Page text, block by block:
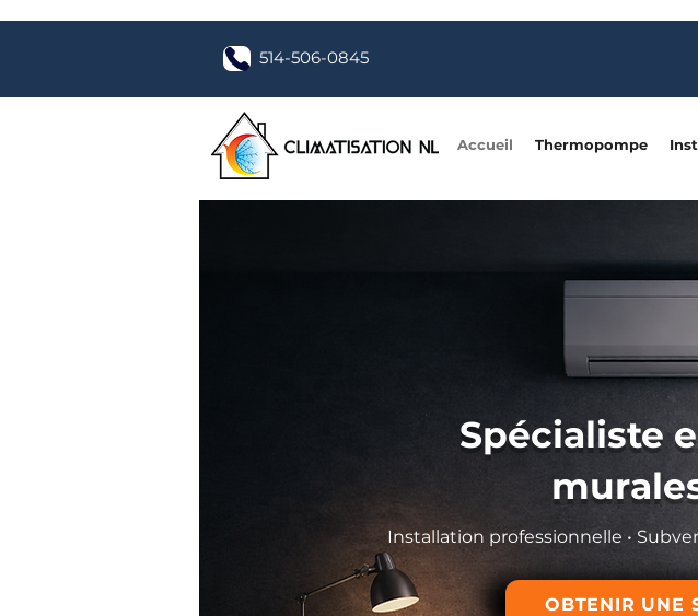
514-506-0845
Accueil Thermopompe
Spécialiste
Installation professionnelle •
OBTENIR UNE